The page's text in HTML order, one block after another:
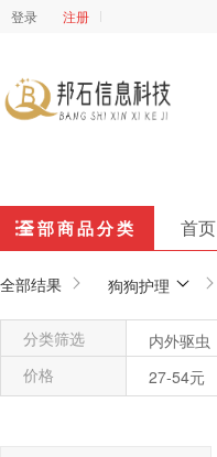
登录 注册
全部商品分类 首页
全部结果 狗狗护理
分类筛选 内外驱虫
价格
27-54元